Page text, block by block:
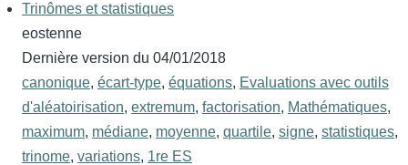
Trinômes et statistiques
eostenne
Dernière version du 04/01/2018
canonique, écart-type, équations, Evaluations avec outils
d'aléatoirisation, extremum, factorisation, Mathématiques,
maximum, médiane, moyenne, quartile, signe, statistiques,
trinome, variations, 1re ES